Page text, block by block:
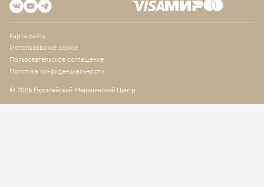
Карта сайта
Использование cookie
Пользовательское соглашение
Политика конфиденциальности
© 2026 Европейский Медицинский Центр